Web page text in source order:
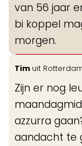
van 56 jaar
bi koppel
morgen.
Tim uit
Zijn er nog
azzurra
aandacht te